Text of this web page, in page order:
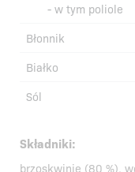
- w tym poliole
Błonnik
Białko
Sól
Składniki:
brzoskwinie (80 %),